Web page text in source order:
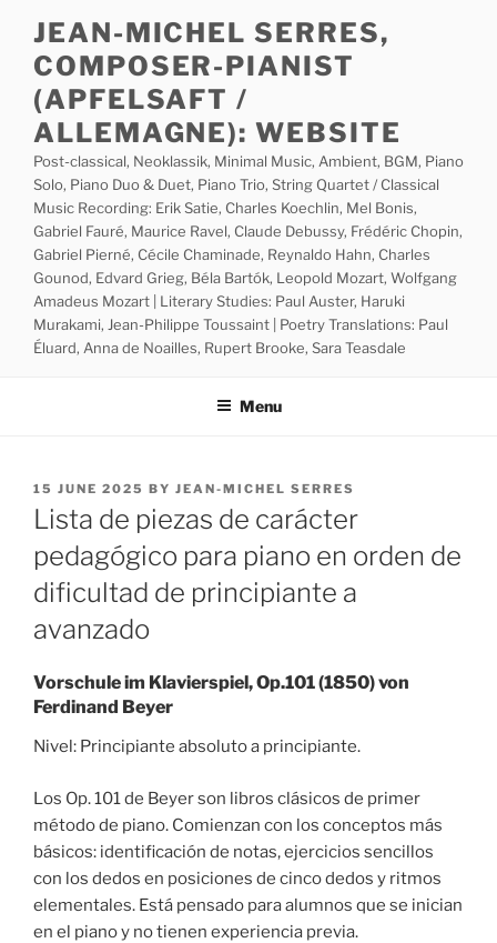
content
JEAN-MICHEL SERRES,
COMPOSER-PIANIST
(APFELSAFT /
ALLEMAGNE): WEBSITE
Post-classical, Neoklassik, Minimal Music, Ambient, BGM, Piano
Solo, Piano Duo & Duet, Piano Trio, String Quartet / Classical
Music Recording: Erik Satie, Charles Koechlin, Mel Bonis,
Gabriel Fauré, Maurice Ravel, Claude Debussy, Frédéric Chopin,
Gabriel Pierné, Cécile Chaminade, Reynaldo Hahn, Charles
Gounod, Edvard Grieg, Béla Bartók, Leopold Mozart, Wolfgang
Amadeus Mozart | Literary Studies: Paul Auster, Haruki
Murakami, Jean-Philippe Toussaint | Poetry Translations: Paul
Éluard, Anna de Noailles, Rupert Brooke, Sara Teasdale
Menu
POSTED
ON
15 JUNE 2025 BY JEAN-MICHEL SERRES
Lista de piezas de carácter
pedagógico para piano en orden de
dificultad de principiante a
avanzado
Vorschule im Klavierspiel, Op.101 (1850) von
Ferdinand Beyer
Nivel: Principiante absoluto a principiante.
Los Op. 101 de Beyer son libros clásicos de primer
método de piano. Comienzan con los conceptos más
básicos: identificación de notas, ejercicios sencillos
con los dedos en posiciones de cinco dedos y ritmos
elementales. Está pensado para alumnos que se inician
en el piano y no tienen experiencia previa.